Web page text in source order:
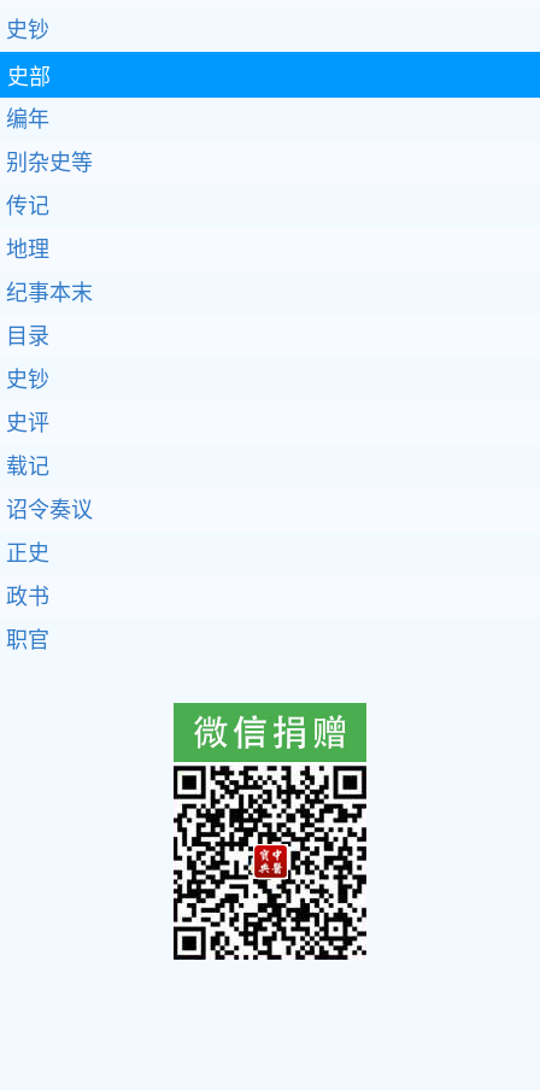
史钞
史部
编年
别杂史等
传记
地理
纪事本末
目录
史钞
史评
载记
诏令奏议
正史
政书
职官